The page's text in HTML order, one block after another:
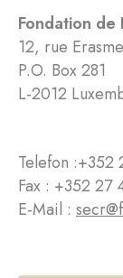
Fondation de
12, rue Erasme
P.O. Box 281
L-2012
Telefon :+352
Fax : +352 27
E-Mail :